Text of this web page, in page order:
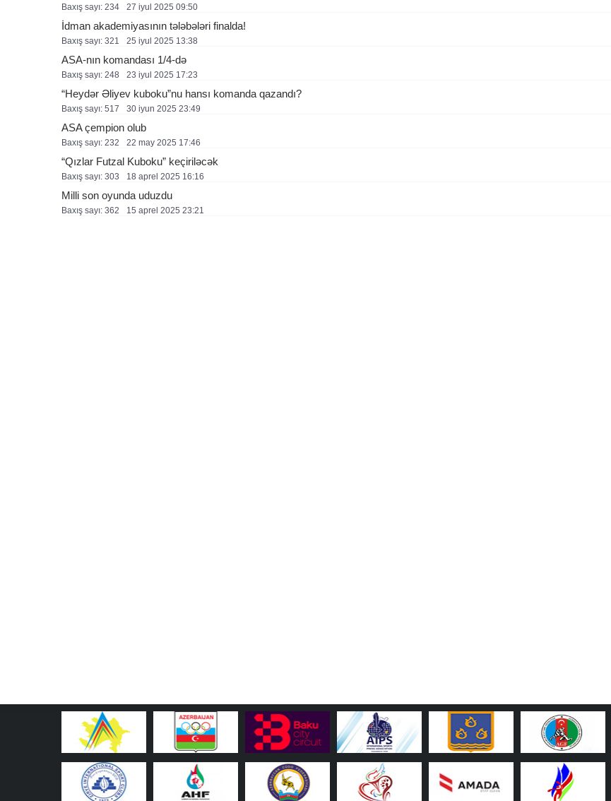
Baxış sayı: 234 27 i̇yul 2025 09:50
İdman akademiyasının tələbələri finalda!
Baxış sayı: 321 25 i̇yul 2025 13:38
ASA-nın komandası 1/4-də
Baxış sayı: 248 23 i̇yul 2025 17:23
“Heydər Əliyev kuboku”nu hansı komanda qazandı?
Baxış sayı: 517 30 i̇yun 2025 23:49
ASA çempion olub
Baxış sayı: 232 22 may 2025 17:46
“Qızlar Futzal Kuboku” keçiriləcək
Baxış sayı: 303 18 aprel 2025 16:16
Milli son oyunda uduzdu
Baxış sayı: 362 15 aprel 2025 23:21